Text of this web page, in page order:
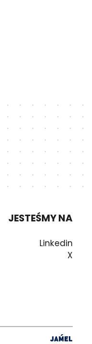
JESTEŚMY NA
Linkedin
X